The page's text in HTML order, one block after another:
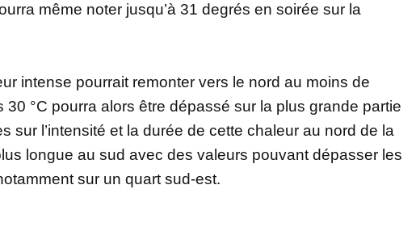
même noter jusqu’à 31 degrés en soirée sur la
intense pourrait remonter vers le nord au moins de
°C pourra alors être dépassé sur la plus grande partie
sur l’intensité et la durée de cette chaleur au nord de la
longue au sud avec des valeurs pouvant dépasser les
sur un quart sud-est.